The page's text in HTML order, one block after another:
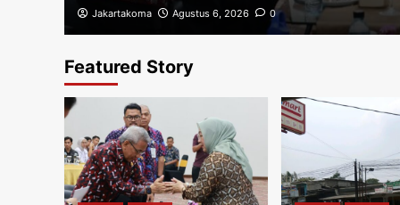
Jakartakoma Agustus 6, 2026 0
Featured Story